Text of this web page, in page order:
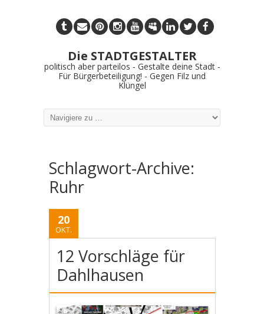
Die STADTGESTALTER
politisch aber parteilos - Gestalte deine Stadt -
Für Bürgerbeteiligung! - Gegen Filz und
Klüngel
Schlagwort-Archive:
Ruhr
20
OKT.
12 Vorschläge für
Dahlhausen